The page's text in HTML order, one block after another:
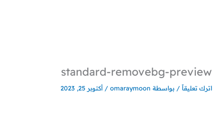
standard-removebg-preview
اترك تعليقاً / بواسطة omaraymoon
/ أكتوبر 25, 2023